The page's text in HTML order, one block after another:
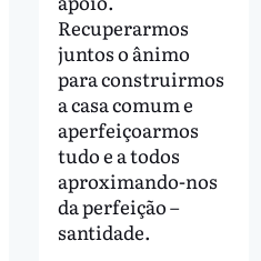
Recuperarmos
juntos o ânimo
para construirmos
a casa comum e
aperfeiçoarmos
tudo e a todos
aproximando-nos
da perfeição –
santidade.